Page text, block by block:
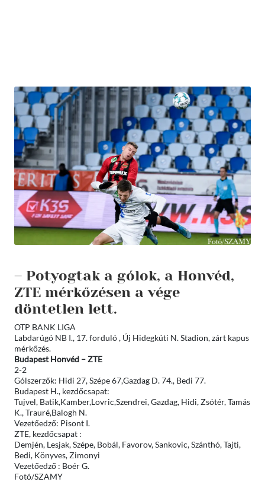
– Potyogtak a gólok, a Honvéd,
ZTE mérkőzésen a vége
döntetlen lett.
OTP BANK LIGA
Labdarúgó NB I., 17. forduló , Új Hidegkúti N. Stadion, zárt kapus
mérkőzés.
Budapest Honvéd – ZTE
2-2
Gólszerzők: Hidi 27, Szépe 67,Gazdag D. 74., Bedi 77.
Budapest H., kezdőcsapat:
Tujvel, Batik,Kamber,Lovric,Szendrei, Gazdag, Hidi, Zsótér, Tamás
K., Trauré,Balogh N.
Vezetőedző: Pisont I.
ZTE, kezdőcsapat :
Demjén, Lesjak, Szépe, Bobál, Favorov, Sankovic, Szánthó, Tajti,
Bedi, Könyves, Zimonyi
Vezetőedző : Boér G.
Fotó/SZAMY